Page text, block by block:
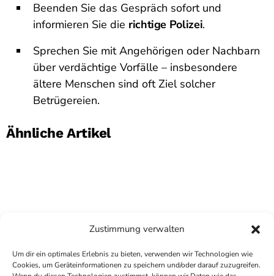
Zustimmung verwalten
Um dir ein optimales Erlebnis zu bieten, verwenden wir Technologien wie
Cookies, um Geräteinformationen zu speichern und/oder darauf zuzugreifen.
Beenden Sie das Gespräch sofort und
informieren Sie die richtige Polizei.
Sprechen Sie mit Angehörigen oder Nachbarn
über verdächtige Vorfälle – insbesondere
ältere Menschen sind oft Ziel solcher
Betrügereien.
Ähnliche Artikel